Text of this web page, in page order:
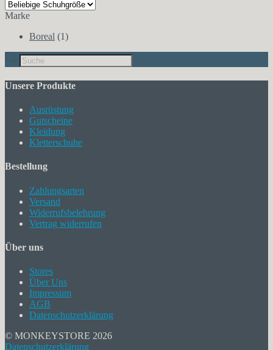
Marke
Boreal (1)
Products
search
Unsere Produkte
Ausrüstung
Gutscheine
Kleidung
Kletterschuhe
Bestellung
Zahlungsarten
Versand
Widerrufsbelehrung
Vertrag widerrufen
Über uns
Stores
Über Uns
Impressum
AGB
Datenschutzerklärung
© MONKEYSTORE 2026
Datenschutzerklärung